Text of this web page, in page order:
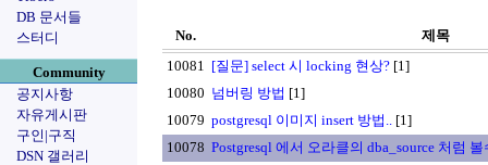
DB 문서들
스터디
Community
공지사항
자유게시판
구인|구직
DSN 갤러리
No.
제목
10081 [질문] select 시 locking 현상? [1]
10080 넘버링 방법 [1]
10079 postgresql 이미지 insert 방법.. [1]
10078 Postgresql 에서 오라클의 dba_source 처럼